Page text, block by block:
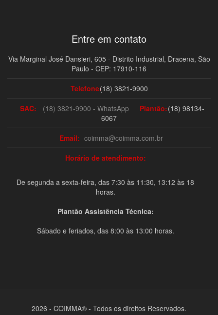
Entre em contato
Via Marginal José Dansieri, 605 - Distrito Industrial, Dracena, São
Paulo - CEP: 17910-116
Telefone:(18) 3821-9900
SAC: (18) 3821-9900 - WhatsApp Plantão:(18) 98134-
6067
Email: coimma@coimma.com.br
Horário de atendimento:
De segunda a sexta-feira, das 7:30 às 11:30, 13:12 às 18
horas.
Plantão Assistência Técnica:
Sábado e feriados, das 8:00 às 13:00 horas.
2026 - COIMMA® - Todos os direitos Reservados.